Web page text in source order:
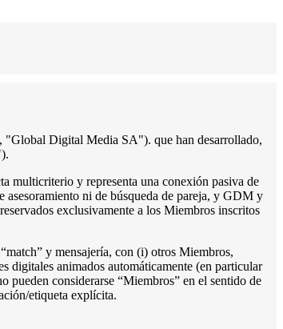
"Global Digital Media SA"). que han desarrollado,
multicriterio y representa una conexión pasiva de
ni de búsqueda de pareja, y GDM y
exclusivamente a los Miembros inscritos
y mensajería, con (i) otros Miembros,
digitales animados automáticamente (en particular
pueden considerarse “Miembros” en el sentido de
etiqueta explícita.